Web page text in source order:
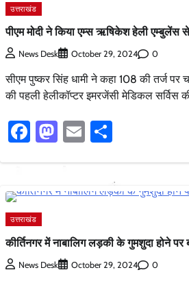
उत्तराखंड
पीएम मोदी ने किया एम्स ऋषिकेश हेली एम्बुलेंस
News Desk October 29, 2024 0
सीएम पुष्कर सिंह धामी ने कहा 108 की तर्ज
की पहली हेलीकॉप्टर इमरजेंसी मेडिकल
Facebook
Mastodon
Email
उत्तराखंड
कीर्तिनगर में नाबालिग लड़की के गुमशुदा होने पर
News Desk October 29, 2024 0